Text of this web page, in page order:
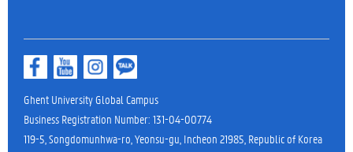
Ghent University Global Campus
Business Registration Number: 131-04-00774
119-5, Songdomunhwa-ro, Yeonsu-gu, Incheon 21985, Republic of Korea